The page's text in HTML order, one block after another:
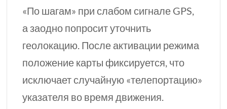
«По шагам» при слабом сигнале GPS,
а заодно попросит уточнить
геолокацию. После активации режима
положение карты фиксируется, что
исключает случайную «телепортацию»
указателя во время движения.